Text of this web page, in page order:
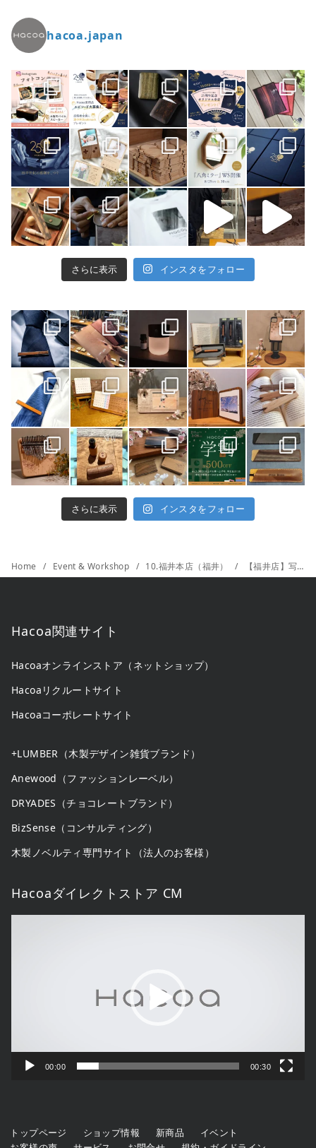
hacoa.japan
さらに表示 インスタをフォロー
さらに表示 インスタをフォロー
Home Event & Workshop 10.福井本店（福井） 【福井店】写真刻印ご注文で送料無料！
Hacoa関連サイト
Hacoaオンラインストア（ネットショップ）
Hacoaリクルートサイト
Hacoaコーポレートサイト
+LUMBER（木製デザイン雑貨ブランド）
Anewood（ファッションレーベル）
DRYADES（チョコレートブランド）
BizSense（コンサルティング）
木製ノベルティ専門サイト（法人のお客様）
Hacoaダイレクトストア CM
00:00 00:30
トップページ ショップ情報 新商品
イベント